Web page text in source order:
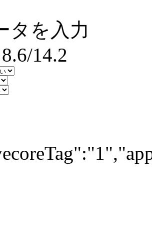
タを入力
8.6/14.2